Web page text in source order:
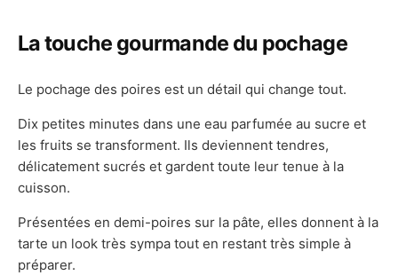
La touche gourmande du pochage
Le pochage des poires est un détail qui change tout.
Dix petites minutes dans une eau parfumée au sucre et
les fruits se transforment. Ils deviennent tendres,
délicatement sucrés et gardent toute leur tenue à la
cuisson.
Présentées en demi-poires sur la pâte, elles donnent à la
tarte un look très sympa tout en restant très simple à
préparer.